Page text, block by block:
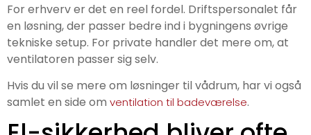
For erhverv er det en reel fordel. Driftspersonalet får
en løsning, der passer bedre ind i bygningens øvrige
tekniske setup. For private handler det mere om, at
ventilatoren passer sig selv.
Hvis du vil se mere om løsninger til vådrum, har vi også
samlet en side om ventilation til badeværelse.